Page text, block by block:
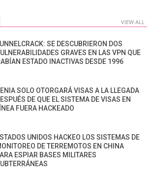
VIEW ALL
SE DESCUBRIERON DOS
GRAVES EN LAS VPN QUE
ESTADO INACTIVAS DESDE 1996
SOLO OTORGARÁ VISAS A LA LLEGADA
DE QUE EL SISTEMA DE VISAS EN
FUERA HACKEADO
UNIDOS HACKEO LOS SISTEMAS DE
DE TERREMOTOS EN CHINA
ESPIAR BASES MILITARES